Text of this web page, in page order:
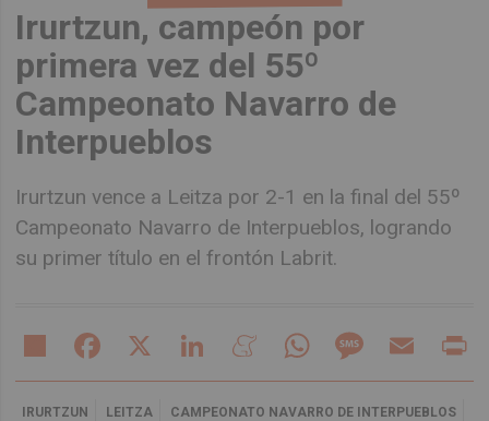
Irurtzun, campeón por
primera vez del 55º
Campeonato Navarro de
Interpueblos
Irurtzun vence a Leitza por 2-1 en la final del 55º
Campeonato Navarro de Interpueblos, logrando
su primer título en el frontón Labrit.
Share Facebook LinkedIn MeneameWhatsAppMessageEmail
IRURTZUN LEITZA
CAMPEONATO NAVARRO DE INTERPUEBLOS